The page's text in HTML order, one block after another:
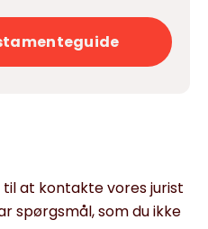
at kontakte vores jurist
spørgsmål, som du ikke